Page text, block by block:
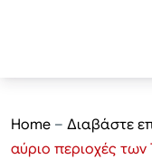
Home – Διαβάστε
αύριο περιοχές των